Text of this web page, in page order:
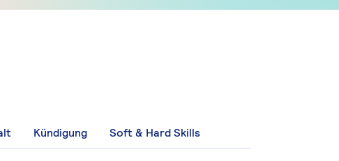
Kündigung Soft & Hard Skills